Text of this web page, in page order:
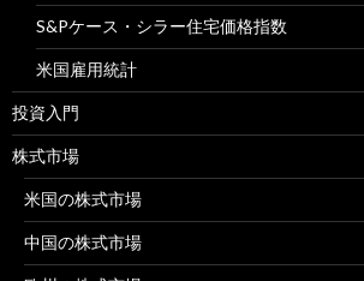
S&Pケース・シラー住宅価格指数
米国雇用統計
投資入門
株式市場
米国の株式市場
中国の株式市場